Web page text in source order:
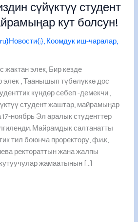
сүйүктүү студент
кут болсун!
, Коомдук иш-чаралар,
жактан элек, Бир кезде
, Таанышып түбөлүккө дос
күндөр себеп -демекчи ,
студент жаштар, майрамыңар
ноябрь Эл аралык студенттер
Майрамдык салтанатты
тил боюнча проректору, ф.и.к,
ректораттын жана жалпы
жамаатынын […]